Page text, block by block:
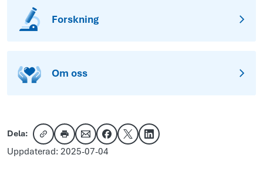
Forskning
Om oss
Dela:
Kopiera länk
Skriv utDela via e-post
Dela på Facebook
Dela på XDela på LinkedIn
Uppdaterad: 2025-07-04